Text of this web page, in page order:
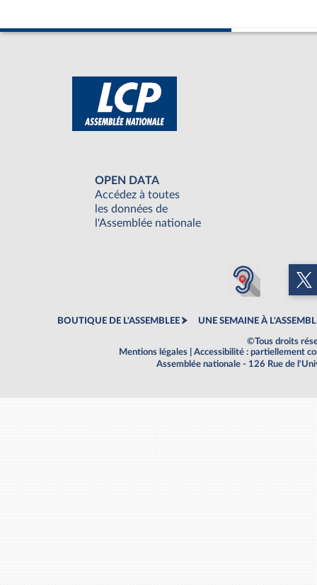
OPEN DATA
Accédez à toutes
les données de
l'Assemblée nationale
BOUTIQUE DE L'ASSEMBLEE UNE SEMAINE À
©Tous droits
Mentions légales
Accessibilité : partiellement
Assemblée nationale - 126 Rue de